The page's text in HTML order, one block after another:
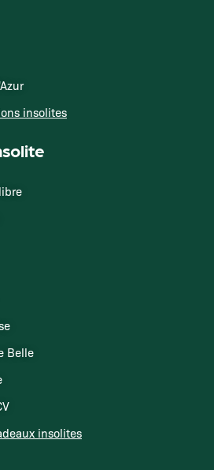
insolites
Belle
insolites